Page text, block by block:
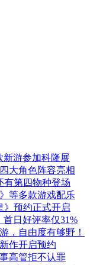
新游参加科隆展
大角色阵容亮相
有第四物种登场
等多款游戏配乐
》预约正式开启
首日好评率仅31%
，自由度有够野！
作开启预约
高管拒不认罪